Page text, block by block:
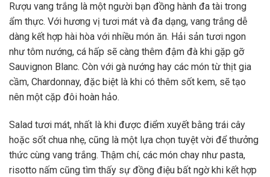
Rượu vang trắng là một người bạn đồng hành đa tài trong
ẩm thực. Với hương vị tươi mát và đa dạng, vang trắng dễ
dàng kết hợp hài hòa với nhiều món ăn. Hải sản tươi ngon
như tôm nướng, cá hấp sẽ càng thêm đậm đà khi gặp gỡ
Sauvignon Blanc. Còn với gà nướng hay các món từ thịt gia
cầm, Chardonnay, đặc biệt là khi có thêm sốt kem, sẽ tạo
nên một cặp đôi hoàn hảo.
Salad tươi mát, nhất là khi được điểm xuyết bằng trái cây
hoặc sốt chua nhẹ, cũng là một lựa chọn tuyệt vời để thưởng
thức cùng vang trắng. Thậm chí, các món chay như pasta,
risotto nấm cũng tìm thấy sự đồng điệu bất ngờ khi kết hợp